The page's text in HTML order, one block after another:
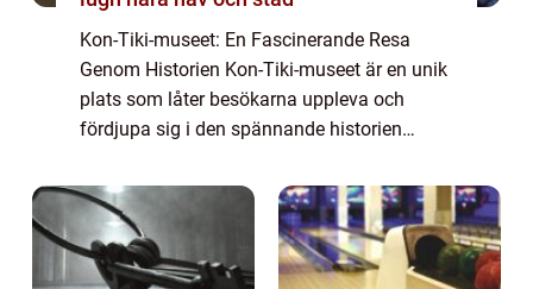
Kon-Tiki-museet: En Fascinerande Resa
Genom Historien Kon-Tiki-museet är en unik
plats som låter besökarna uppleva och
fördjupa sig i den spännande historien
genomfördes av den norske etnologen och
äventyrare...